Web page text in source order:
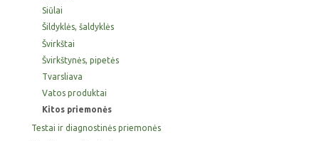
Siūlai
Šildyklės, šaldyklės
Švirkštai
Švirkštynės, pipetės
Tvarsliava
Vatos produktai
Kitos priemonės
Testai ir diagnostinės priemonės